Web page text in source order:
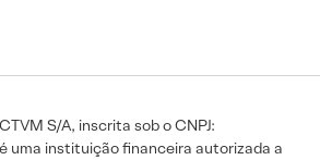
S/A, inscrita sob o CNPJ:
uma instituição financeira autorizada a